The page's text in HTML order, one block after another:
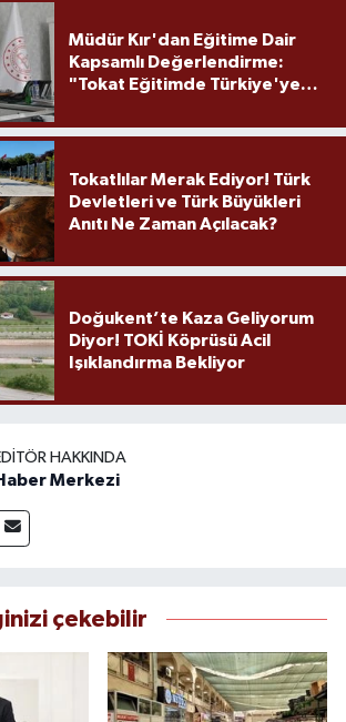
Müdür Kır'dan Eğitime Dair
Kapsamlı Değerlendirme:
"Tokat Eğitimde Türkiye'ye
Tokatlılar Merak Ediyor! Türk
Devletleri ve Türk Büyükleri
Anıtı Ne Zaman Açılacak?
Doğukent’te Kaza Geliyorum
Diyor! TOKİ Köprüsü Acil
Işıklandırma Bekliyor
HAKKINDA
Merkezi
çekebilir